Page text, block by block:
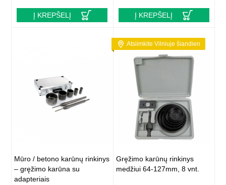
Į KREPŠELĮ Į KREPŠELĮ
Mūro / betono karūnų rinkinys
– gręžimo karūna su
adapteriais
Atsiimkite Vilniuje šiandien
Gręžimo karūnų rinkinys
medžiui 64-127mm, 8 vnt.